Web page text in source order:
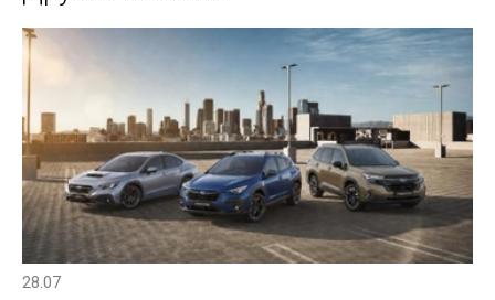
28.07